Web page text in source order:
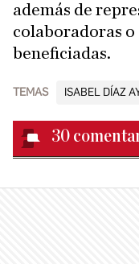
además de
colaboradoras
beneficiadas.
TEMAS ISABEL DÍAZ
30